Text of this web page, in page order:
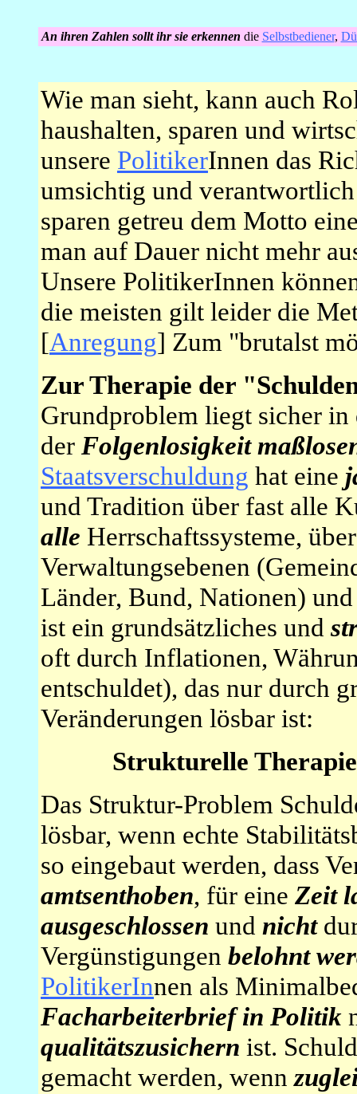
An ihren Zahlen sollt ihr sie erkennen die Selbstbediener,
Wie man sieht, kann auch
haushalten, sparen und
unsere PolitikerInnen das
umsichtig und
sparen getreu dem Motto
man auf Dauer nicht mehr
Unsere PolitikerInnen
die meisten gilt leider die
[Anregung] Zum "brutalst
Zur Therapie der
Grundproblem liegt sicher
der Folgenlosigkeit
Staatsverschuldung hat eine
und Tradition über fast alle
alle Herrschaftssysteme,
Verwaltungsebenen
Länder, Bund, Nationen)
ist ein grundsätzliches und
oft durch Inflationen,
entschuldet), das nur durch
Veränderungen lösbar ist:
Strukturelle
Das Struktur-Problem
lösbar, wenn echte
so eingebaut werden, dass
amtsenthoben, für eine Zeit
ausgeschlossen und nicht
Vergünstigungen belohnt
PolitikerInnen als
Facharbeiterbrief in Politik
qualitätszusichern ist.
gemacht werden, wenn